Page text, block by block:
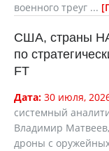
военного треуг ...
США, страны
по
FT
Дата: 30 июля,
cистемный
Владимир
дроны с